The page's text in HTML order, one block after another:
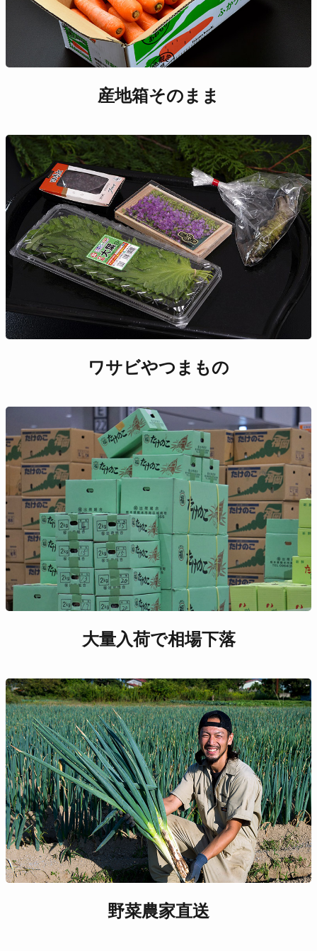
産地箱そのまま
ワサビやつまもの
大量入荷で相場下落
野菜農家直送